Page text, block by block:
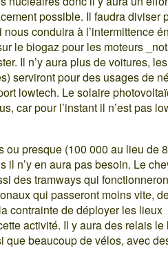
possible. Il faudra diviser
conduira à l’intermittence
le biogaz pour les moteurs
Il n’y aura plus de voitures,
serviront pour des usages de
lowtech. Le solaire
car pour l’instant il n’est pas
ou presque (100 000 au lieu de
il n’y en aura pas besoin. Le
des tramways qui
qui passeront moins vite,
contrainte de déployer les lieux
activité. Il y aura des relais
que beaucoup de vélos, avec